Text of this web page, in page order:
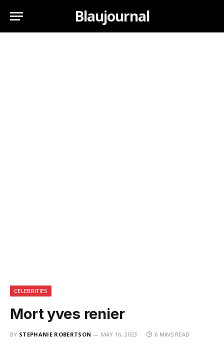
Blaujournal
CELEBRITIES
Mort yves renier
BY STEPHANIE ROBERTSON MAY 16, 2023 6 MINS READ